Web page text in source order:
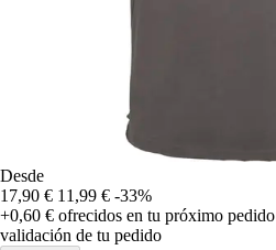
Desde
17,90 € 11,99 € -33%
+0,60 € ofrecidos en tu próximo pedido
validación de tu pedido